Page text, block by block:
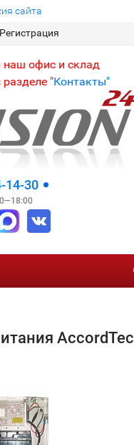
сайта
Регистрация
офис и склад
"Контакты"
14-30
AccordTec